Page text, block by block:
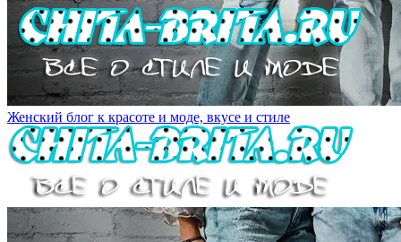
Женский блог к красоте и моде, вкусе и стиле